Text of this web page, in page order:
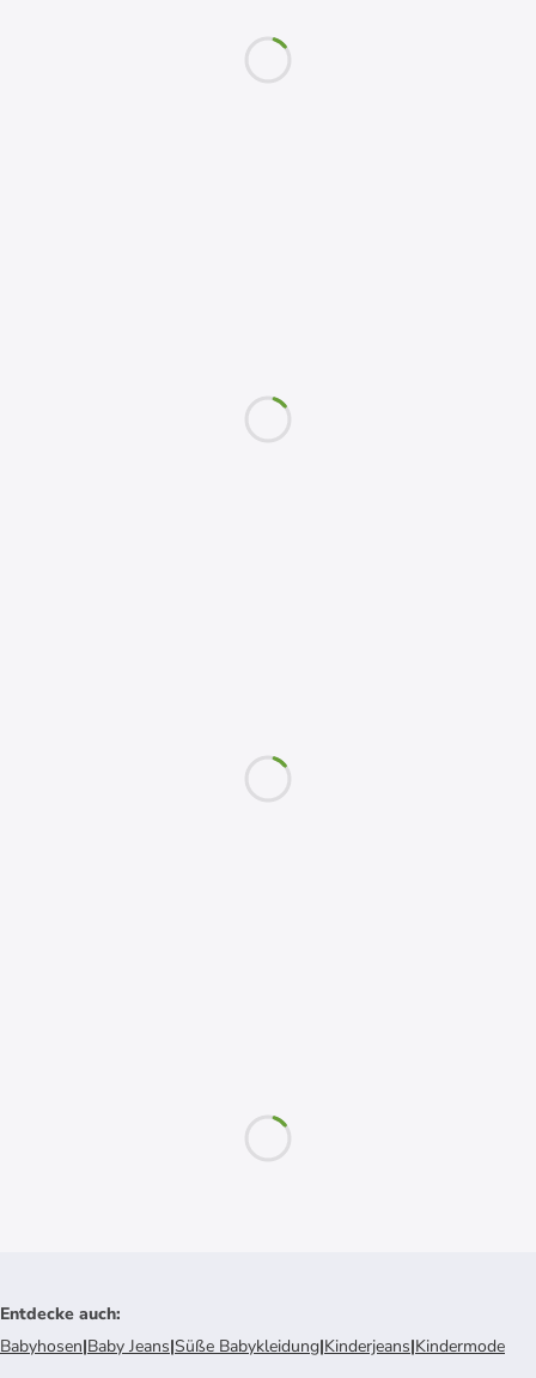
Entdecke auch:
Babyhosen|Baby Jeans|Süße Babykleidung|Kinderjeans|Kindermode